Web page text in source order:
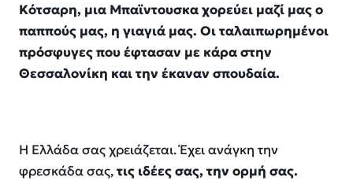
Κότσαρη, μια Μπαϊντουσκαχορεύει μαζί μας ο
παππούς μας, η γιαγιά μας. Οι ταλαιπωρημένοι
πρόσφυγες που έφτασαν με κάρα στην
Θεσσαλονίκη και την έκαναν σπουδαία.
Η Ελλάδα σας χρειάζεται. Έχει ανάγκη την
φρεσκάδα σας,τις ιδέες σας, την ορμή σας.